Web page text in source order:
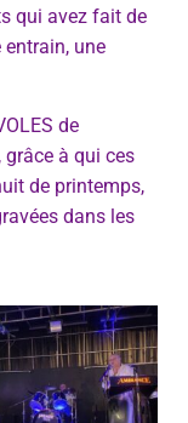
qui avez fait de
entrain, une
de
grâce à qui ces
de printemps,
dans les